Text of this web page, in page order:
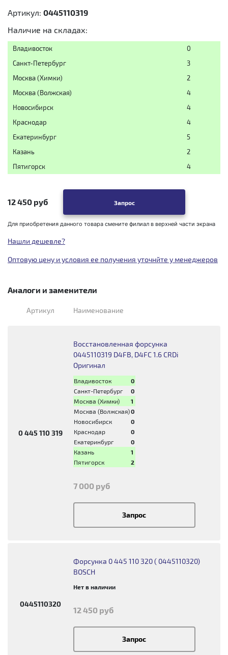
Артикул: 0445110319
Наличие на складах:
Владивосток
0
Санкт-Петербург
3
Москва (Химки)
2
Москва (Волжская)
4
Новосибирск
4
Краснодар
4
Екатеринбург
5
Казань
2
Пятигорск
4
12 450 руб Запрос
Для приобретения данного товара смените филиал в верхней части экрана
Нашли дешевле?
Оптовую цену и условия ее получения уточнйте у менеджеров
Аналоги и заменители
Артикул Наименование
0 445 110 319
Восстановленная форсунка
0445110319 D4FB, D4FC 1.6 CRDi
Оригинал
Владивосток
0
Санкт-Петербург
0
Москва (Химки)
1
Москва (Волжская)0
Новосибирск
0
Краснодар
0
Екатеринбург
0
Казань
1
Пятигорск
2
7 000 руб
Запрос
0445110320
Форсунка 0 445 110 320 ( 0445110320)
BOSCH
Нет в наличии
12 450 руб
Запрос